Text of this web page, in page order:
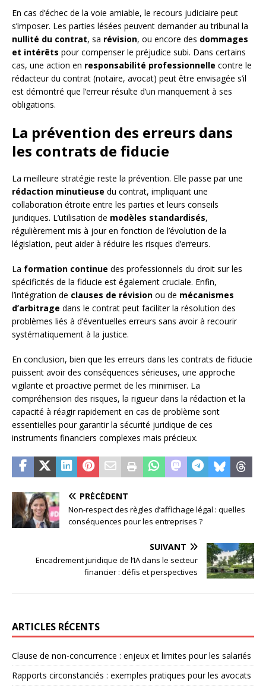
En cas d’échec de la voie amiable, le recours judiciaire peut
s’imposer. Les parties lésées peuvent demander au tribunal la
nullité du contrat, sa révision, ou encore des dommages
et intérêts pour compenser le préjudice subi. Dans certains
cas, une action en responsabilité professionnelle contre le
rédacteur du contrat (notaire, avocat) peut être envisagée s’il
est démontré que l’erreur résulte d’un manquement à ses
obligations.
La prévention des erreurs dans
les contrats de fiducie
La meilleure stratégie reste la prévention. Elle passe par une
rédaction minutieuse du contrat, impliquant une
collaboration étroite entre les parties et leurs conseils
juridiques. L’utilisation de modèles standardisés,
régulièrement mis à jour en fonction de l’évolution de la
législation, peut aider à réduire les risques d’erreurs.
La formation continue des professionnels du droit sur les
spécificités de la fiducie est également cruciale. Enfin,
l’intégration de clauses de révision ou de mécanismes
d’arbitrage dans le contrat peut faciliter la résolution des
problèmes liés à d’éventuelles erreurs sans avoir à recourir
systématiquement à la justice.
En conclusion, bien que les erreurs dans les contrats de fiducie
puissent avoir des conséquences sérieuses, une approche
vigilante et proactive permet de les minimiser. La
compréhension des risques, la rigueur dans la rédaction et la
capacité à réagir rapidement en cas de problème sont
essentielles pour garantir la sécurité juridique de ces
instruments financiers complexes mais précieux.
PRÉCÉDENT
Non-respect des règles d’affichage légal : quelles
conséquences pour les entreprises ?
SUIVANT
Encadrement juridique de l’IA dans le secteur
financier : défis et perspectives
ARTICLES RÉCENTS
Clause de non-concurrence : enjeux et limites pour les salariés
Rapports circonstanciés : exemples pratiques pour les avocats